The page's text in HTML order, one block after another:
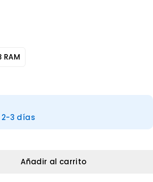
3 días
Añadir al carrito